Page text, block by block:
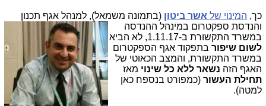
כך, המינוי של אשר ביטון(בתמונה משמאל), למנהל אגף תכנון
והנדסת ספקטרום במינהל ההנדסה
במשרד התקשורת ב-1.11.17, לא הביא
לשום שיפורבתפקוד אגף הספקטרום
במשרד התקשורת, והמצב הכאוטי של
האגף הזה נשאר ללא כל שינוימאז
תחילת העשור(כמפורט בנספח כאן
למטה).